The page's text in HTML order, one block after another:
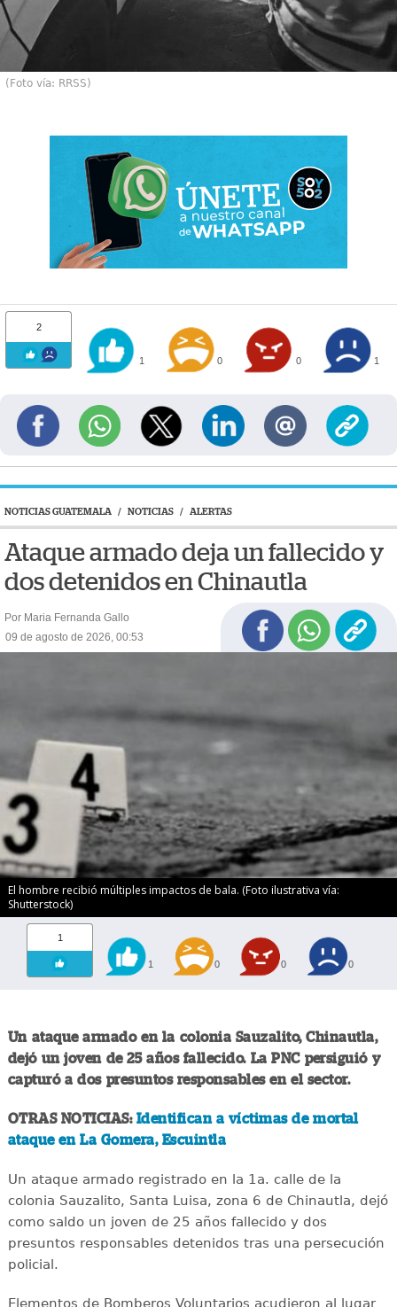
(Foto vía: RRSS)
2
1 0 0 1
NOTICIAS GUATEMALA / NOTICIAS / ALERTAS
Ataque armado deja un fallecido y
dos detenidos en Chinautla
Por Maria Fernanda Gallo
09 de agosto de 2026, 00:53
El hombre recibió múltiples impactos de bala. (Foto ilustrativa vía:
Shutterstock)
1
1 0 0 0
Un ataque armado en la colonia Sauzalito, Chinautla,
dejó un joven de 25 años fallecido. La PNC persiguió y
capturó a dos presuntos responsables en el sector.
OTRAS NOTICIAS:Identifican a víctimas de mortal
ataque en La Gomera, Escuintla
Un ataque armado registrado en la 1a. calle de la
colonia Sauzalito, Santa Luisa, zona 6 de Chinautla, dejó
como saldo un joven de 25 años fallecido y dos
presuntos responsables detenidos tras una persecución
policial.
Elementos de Bomberos Voluntarios acudieron al lugar